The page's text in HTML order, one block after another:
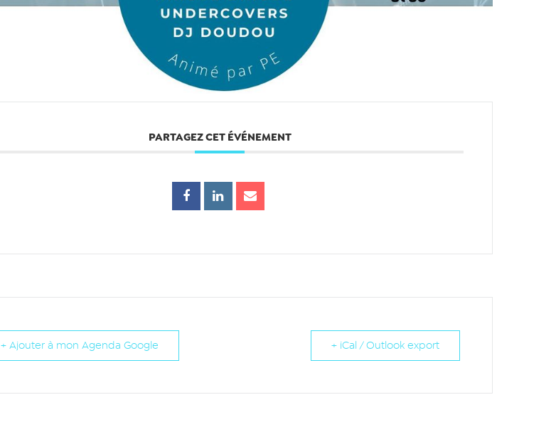
PARTAGEZ CET ÉVÉNEMENT
+ Ajouter à mon Agenda Google + iCal / Outlook export